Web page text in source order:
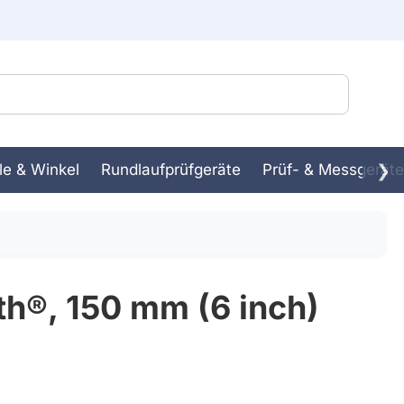
& Winkel Rundlaufprüfgeräte Prüf- & Messgeräte
❯
150 mm (6 inch)